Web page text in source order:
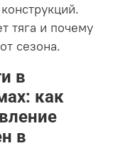
тяга и почему
сезона.
в
как
в